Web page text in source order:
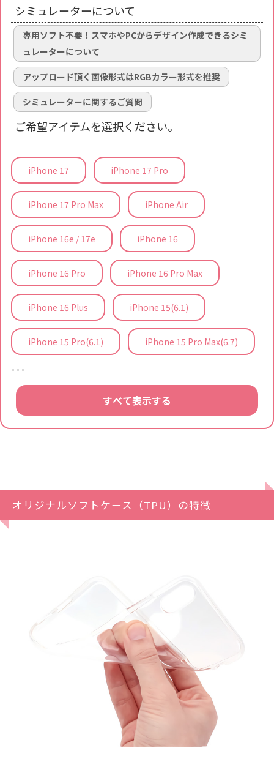
シミュレーターについて
専用ソフト不要！スマホやPCからデザイン作成できるシミ
ュレーターについて
アップロード頂く画像形式はRGBカラー形式を推奨
シミュレーターに関するご質問
ご希望アイテムを選択ください。
iPhone 17 iPhone 17 Pro
iPhone 17 Pro Max iPhone Air
iPhone 16e / 17e iPhone 16
iPhone 16 Pro iPhone 16 Pro Max
iPhone 16 Plus iPhone 15(6.1)
iPhone 15 Pro(6.1) iPhone 15 Pro Max(6.7)
…
すべて表示する
オリジナルソフトケース（TPU）の特徴